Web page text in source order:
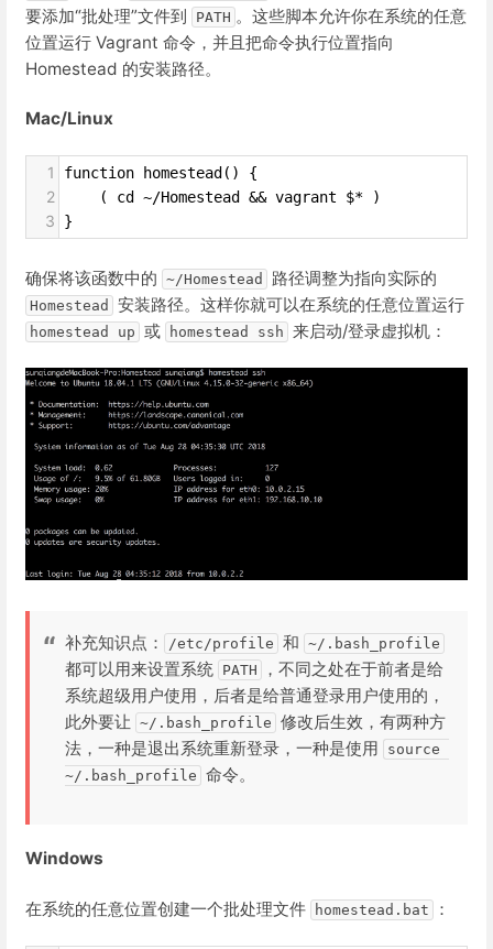
要添加“批处理”文件到
PATH 。这些脚本允许你在系统的任意
位置运行 Vagrant 命令，并且把命令执行位置指向
Homestead 的安装路径。
Mac/Linux
1 function homestead() {
2
    ( cd ~/Homestead && vagrant $* )
3 }
确保将该函数中的 ~/Homestead 路径调整为指向实际的
Homestead 安装路径。这样你就可以在系统的任意位置运行
homestead up 或 homestead ssh 来启动/登录虚拟机：
补充知识点： /etc/profile 和 ~/.bash_profile
都可以用来设置系统 PATH
，不同之处在于前者是给
系统超级用户使用，后者是给普通登录用户使用的，
此外要让 ~/.bash_profile 修改后生效，有两种方
法，一种是退出系统重新登录，一种是使用
source
~/.bash_profile 命令。
Windows
在系统的任意位置创建一个批处理文件 homestead.bat ：